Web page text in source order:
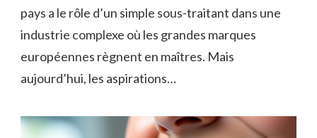
pays a le rôle d’un simple sous-traitant dans une
industrie complexe où les grandes marques
européennes règnent en maîtres. Mais
aujourd’hui, les aspirations…